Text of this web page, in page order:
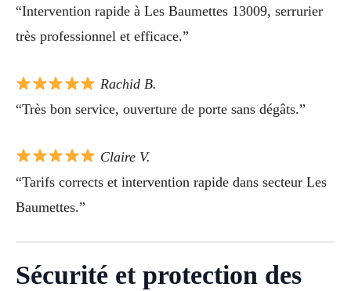
“Intervention rapide à Les Baumettes 13009, serrurier
très professionnel et efficace.”
Rachid B.
“Très bon service, ouverture de porte sans dégâts.”
Claire V.
“Tarifs corrects et intervention rapide dans secteur Les
Baumettes.”
Sécurité et protection des